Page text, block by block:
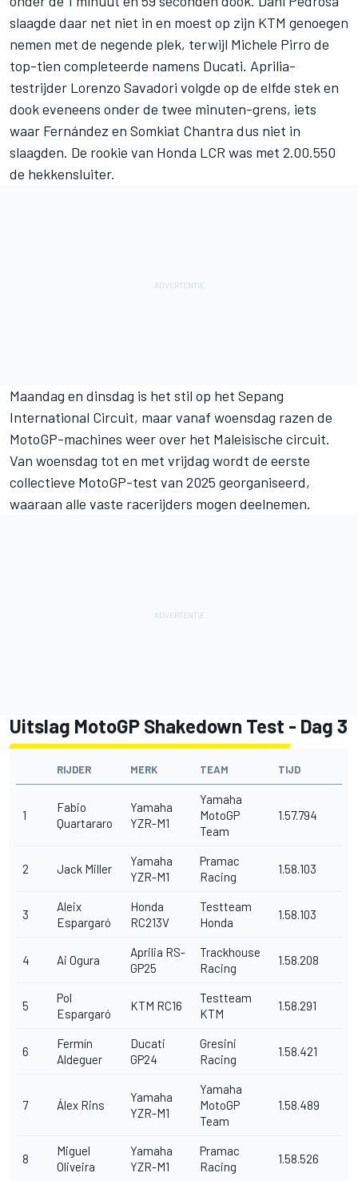
slaagde daar net niet in en moest op zijn KTM genoegen
nemen met de negende plek, terwijl Michele Pirro de
top-tien completeerde namens Ducati. Aprilia-
testrijder Lorenzo Savadori volgde op de elfde stek en
dook eveneens onder de twee minuten-grens, iets
waar Fernández en Somkiat Chantra dus niet in
slaagden. De rookie van Honda LCR was met 2.00.550
de hekkensluiter.
Maandag en dinsdag is het stil op het Sepang
International Circuit, maar vanaf woensdag razen de
MotoGP-machines weer over het Maleisische circuit.
Van woensdag tot en met vrijdag wordt de eerste
collectieve MotoGP-test van 2025 georganiseerd,
waaraan alle vaste racerijders mogen deelnemen.
Uitslag MotoGP Shakedown Test - Dag 3
RIJDER MERK TEAM TIJD
1
Fabio
Quartararo
Yamaha
YZR-M1
Yamaha
MotoGP
Team
1.57.794
2 Jack Miller
Yamaha
YZR-M1
Pramac
Racing
1.58.103
3
Aleix
Espargaró
Honda
RC213V
Testteam
Honda
1.58.103
4 Ai Ogura
Aprilia RS-
GP25
Trackhouse
Racing
1.58.208
5
Pol
Espargaró
KTM RC16
Testteam
KTM
1.58.291
6
Fermín
Aldeguer
Ducati
GP24
Gresini
Racing
1.58.421
7 Álex Rins
Yamaha
YZR-M1
Yamaha
MotoGP
Team
1.58.489
8
Miguel
Oliveira
Yamaha
YZR-M1
Pramac
Racing
1.58.526